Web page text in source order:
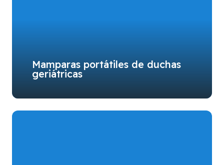
Mamparas portátiles de duchas
geriátricas